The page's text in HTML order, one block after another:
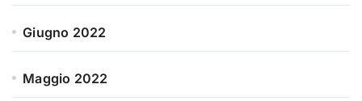
Giugno 2022
Maggio 2022